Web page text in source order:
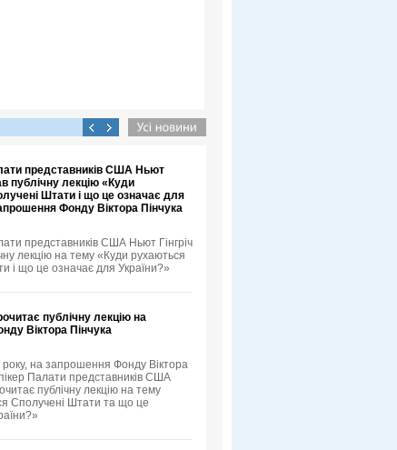
представників США Ньют
публічну лекцію «Куди
Штати і що це означає для
Фонду Віктора Пінчука
представників США Ньют Гінгріч
лекцію на тему «Куди рухаються
і що це означає для України?»
публічну лекцію на
Віктора Пінчука
на запрошення Фонду Віктора
Палати представників США
публічну лекцію на тему
Сполучені Штати та що це